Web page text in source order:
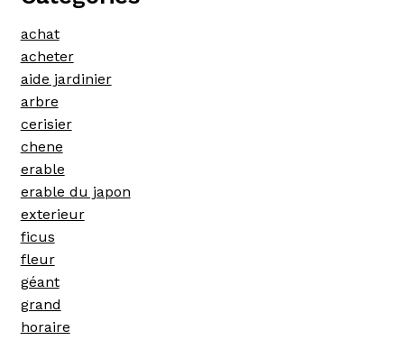
achat
acheter
aide jardinier
arbre
cerisier
chene
erable
erable du japon
exterieur
ficus
fleur
géant
grand
horaire